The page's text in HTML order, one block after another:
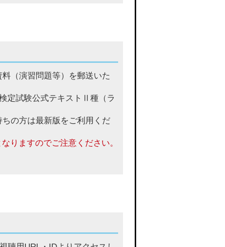
（演習問題等）を郵送いた
定試験公式テキストⅡ種（ラ
の方は最新版をご利用くだ
りますのでご注意ください。